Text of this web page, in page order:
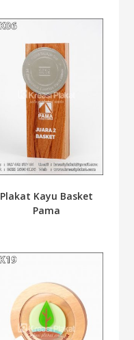
Plakat Kayu Basket
Pama